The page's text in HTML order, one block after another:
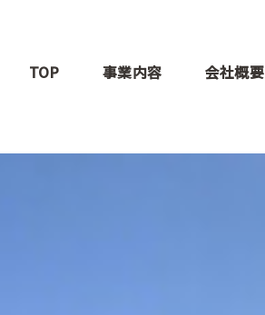
TOP 事業内容 会社概要